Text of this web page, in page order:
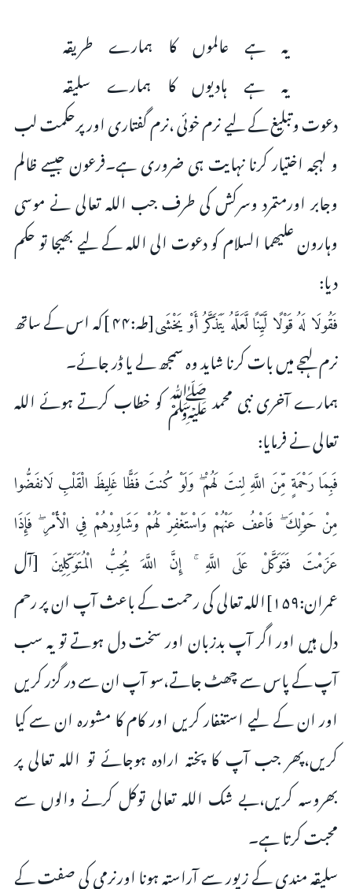
یہ ہے عالموں کا ہمارے طریقہ
یہ ہے ہادیوں کا ہمارے سلیقہ
دعوت وتبلیغ کے لیے نرم خوئی ،نرم گفتاری اور پرحکمت لب
و لہجہ اختیار کرنا نہایت ہی ضروری ہے۔فرعون جیسے ظالم
وجابر اورمتمرد وسرکش کی طرف جب اللہ تعالی نے موسی
وہارون علیھما السلام کو دعوت الی اللہ کے لیے بھیجا تو حکم
دیا:
فَقُولَا لَهُ قَوْلًا لَّيِّنًا لَّعَلَّهُ يَتَذَكَّرُ أَوْ يَخْشَى
[طہ:۴۴ ]کہ اس کے ساتھ
نرم لہجے میں بات کرنا شايد وه سمجھ لے یا ڈر جائے۔
ہمارے آخری نبی محمد ﷺ کو خطاب کرتے ہوئے اللہ
تعالی نے فرمایا:
فَبِمَا رَحْمَةٍ مِّنَ اللَّهِ لِنتَ لَهُمْ ۖ وَلَوْ كُنتَ فَظًّا غَلِيظَ الْقَلْبِ لَانفَضُّوا
مِنْ حَوْلِكَ ۖ فَاعْفُ عَنْهُمْ وَاسْتَغْفِرْ لَهُمْ وَشَاوِرْهُمْ فِي الْأَمْرِ ۖ فَإِذَا
عَزَمْتَ فَتَوَكَّلْ عَلَى اللَّهِ ۚ إِنَّ اللَّهَ يُحِبُّ الْمُتَوَكِّلِينَ [آل
عمران:۱۵۹]اللہ تعالی کی رحمت کے باعث آپ ان پر رحم
دل ہیں اور اگر آپ بدزبان اور سخت دل ہوتے تو یہ سب
آپ کے پاس سے چھٹ جاتے،سو آپ ان سے در گزر کریں
اور ان کے لیے استغفار کریں اور کام کا مشورہ ان سے کیا
کریں،پھر جب آپ کا پختہ ارادہ ہوجائے تو اللہ تعالی پر
بھروسہ کریں،بے شک اللہ تعالی توکل کرنے والوں سے
محبت کرتا ہے۔
سلیقہ مندی کے زیور سے آراستہ ہونا اورنرمی کی صفت کے